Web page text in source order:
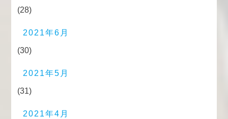
(28)
2021年6月
(30)
2021年5月
(31)
2021年4月